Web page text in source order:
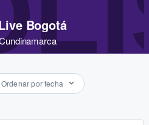
Bogotá
Ordenar por fecha